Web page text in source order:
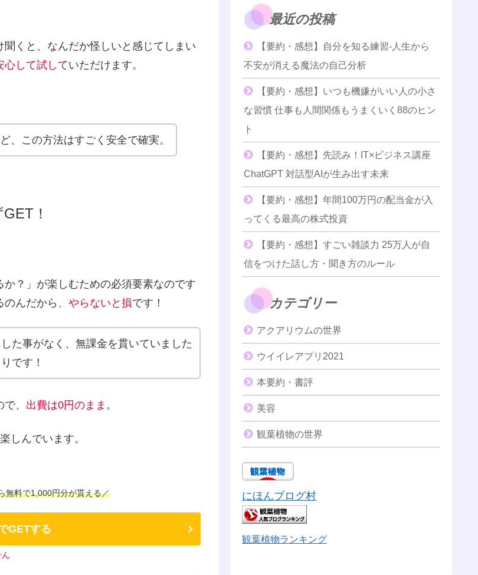
聞くと、なんだか怪しいと感じてしまい
心して試していただけます。
、この方法はすごく安全で確実。
！
？」が楽しむための必須要素なのです
んだから、 やらないと損です！
た事がなく、無課金を貫いていました
です！
、 出費は0円のまま 。
しんでいます。
無料で1,000円分が貰える／
GETする
最近の投稿
【要約・感想】自分を知る練習-人生から
不安が消える魔法の自己分析
【要約・感想】いつも機嫌がいい人の小さ
な習慣 仕事も人間関係もうまくいく88のヒン
ト
【要約・感想】先読み！IT×ビジネス講座
ChatGPT 対話型AIが生み出す未来
【要約・感想】年間100万円の配当金が入
ってくる最高の株式投資
【要約・感想】すごい雑談力 25万人が自
信をつけた話し方・聞き方のルール
カテゴリー
アクアリウムの世界
ウイイレアプリ2021
本要約・書評
美容
観葉植物の世界
にほんブログ村
観葉植物ランキング